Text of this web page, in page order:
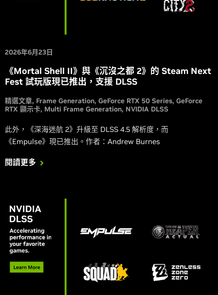
2026年6月23日
《Mortal Shell II》與《沉沒之都 2》的 Steam Next
Fest 試玩版現已推出，支援 DLSS
精選文章 Frame Generation GeForce RTX 50 Series GeForce
RTX 顯示卡 Multi Frame Generation NVIDIA DLSS
此外，《深海迷航 2》升級至 DLSS 4.5 解析度，而
《Empulse》現已推出。作者：Andrew Burnes
閱讀更多